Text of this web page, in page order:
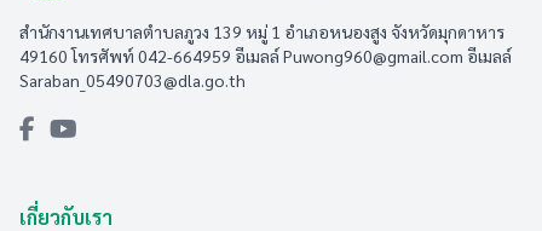
สำนักงานเทศบาลตำบลภูวง 139 หมู่ 1 อำเภอหนองสูง จังหวัดมุกดาหาร
49160 โทรศัพท์ 042-664959 อีเมลล์Puwong960@gmail.com อีเมลล์
Saraban_05490703@dla.go.th
เกี่ยวกับเรา